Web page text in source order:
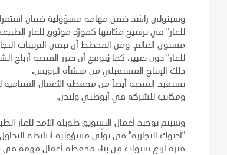
وسيتولى راشد ضمن مهامه مسؤولية ضمان
مستوى العالم. ومن المخطط أن تبقى الترتيبات
للغاز" دون تغيير، كما يُتوقع أن تعزز المنصة
ذلك الإنتاج المستقبلي من منشأة الرويس.
ومكاتب للشركة في أبوظبي ولندن.
وسيتم توحيد أعمال التسويق طويلة الأمد للغاز
"أدنوك التجارية" في تولِّي مسؤولية أنشطة
فترة أربع سنوات من بناء محفظة أعمال مهمة في